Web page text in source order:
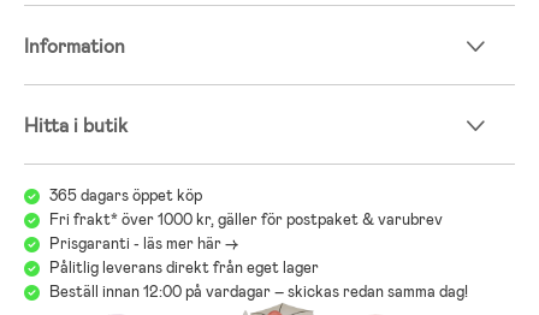
Information
Hitta i butik
365 dagars öppet köp
Fri frakt* över 1000 kr, gäller för postpaket & varubrev
Prisgaranti - läs mer här ->
Pålitlig leverans direkt från eget lager
Beställ innan 12:00 på vardagar – skickas redan samma dag!